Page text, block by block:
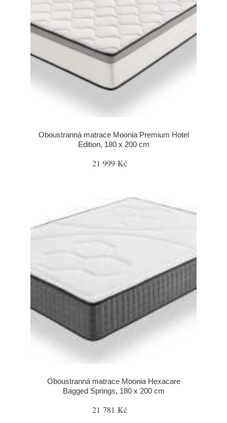
Oboustranná matrace Moonia Premium Hotel
Edition, 180 x 200 cm
21 999 Kč
Oboustranná matrace Moonia Hexacare
Bagged Springs, 180 x 200 cm
21 781 Kč